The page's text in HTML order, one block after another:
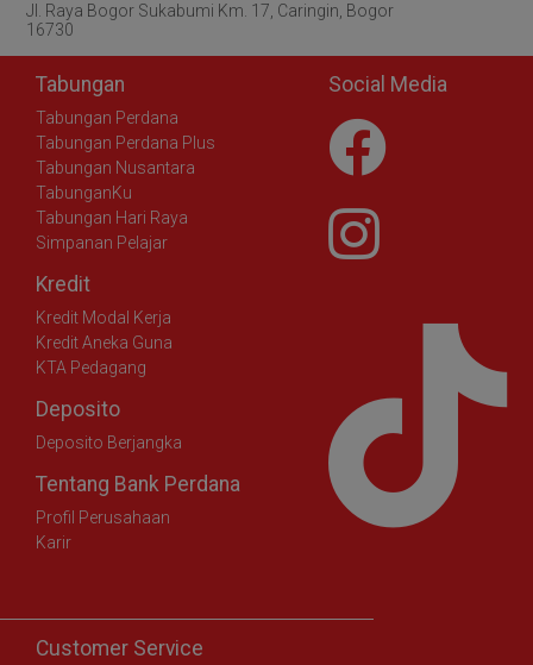
Jl. Raya Bogor Sukabumi Km. 17, Caringin, Bogor
16730
Tabungan
Tabungan Perdana
Tabungan Perdana Plus
Tabungan Nusantara
TabunganKu
Tabungan Hari Raya
Simpanan Pelajar
Kredit
Kredit Modal Kerja
Kredit Aneka Guna
KTA Pedagang
Deposito
Deposito Berjangka
Tentang Bank Perdana
Profil Perusahaan
Karir
Social Media
Customer Service